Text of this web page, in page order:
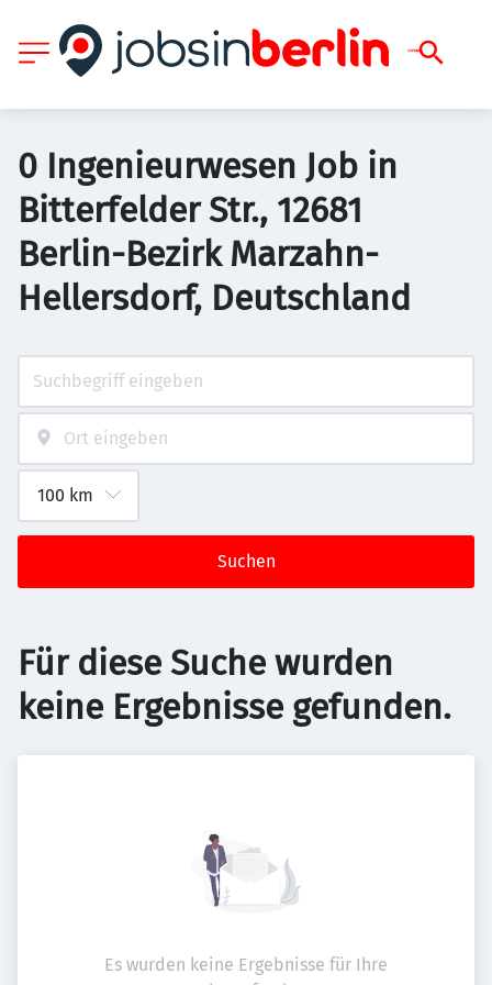
0 Ingenieurwesen Job in
Bitterfelder Str., 12681
Berlin-Bezirk Marzahn-
Hellersdorf, Deutschland
Suchen
Für diese Suche wurden
keine Ergebnisse gefunden.
Es wurden keine Ergebnisse für Ihre